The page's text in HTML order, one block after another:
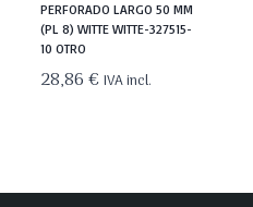
PERFORADO LARGO 50 MM
(PL 8) WITTE WITTE-327515-
10 OTRO
28,86€ IVA incl.